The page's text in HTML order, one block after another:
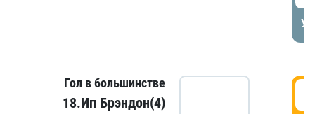
Гол в большинстве
18.Ип Брэндон(4)